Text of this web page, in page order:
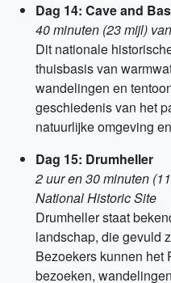
Dag 14: Cave and
40 minuten (23 mijl)
Dit nationale
thuisbasis van
wandelingen en
geschiedenis van het
natuurlijke omgeving
Dag 15: Drumheller
2 uur en 30 minuten
National Historic Site
Drumheller staat
landschap, die gevuld
Bezoekers kunnen het
bezoeken,